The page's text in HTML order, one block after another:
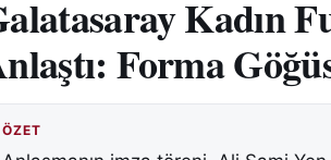
Kadın
Forma
ÖZET